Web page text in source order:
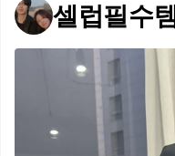
셀럽필수템